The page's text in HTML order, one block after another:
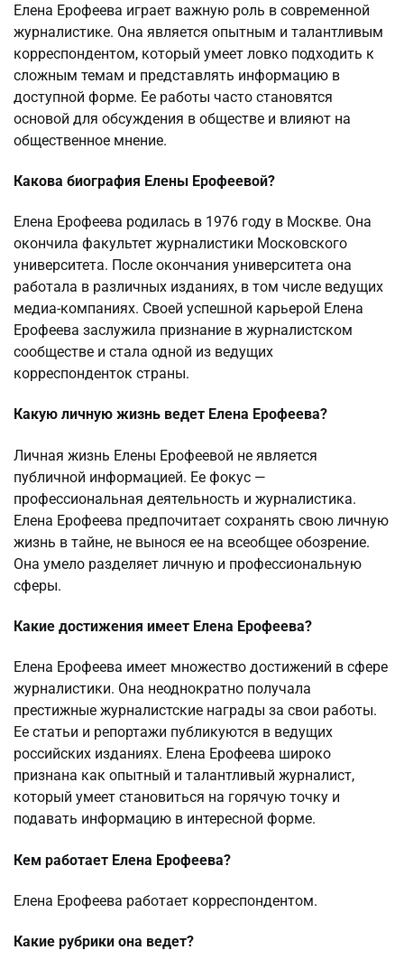
Елена Ерофеева играет важную роль в современной
журналистике. Она является опытным и талантливым
корреспондентом, который умеет ловко подходить к
сложным темам и представлять информацию в
доступной форме. Ее работы часто становятся
основой для обсуждения в обществе и влияют на
общественное мнение.
Какова биография Елены Ерофеевой?
Елена Ерофеева родилась в 1976 году в Москве. Она
окончила факультет журналистики Московского
университета. После окончания университета она
работала в различных изданиях, в том числе ведущих
медиа-компаниях. Своей успешной карьерой Елена
Ерофеева заслужила признание в журналистском
сообществе и стала одной из ведущих
корреспонденток страны.
Какую личную жизнь ведет Елена Ерофеева?
Личная жизнь Елены Ерофеевой не является
публичной информацией. Ее фокус —
профессиональная деятельность и журналистика.
Елена Ерофеева предпочитает сохранять свою личную
жизнь в тайне, не вынося ее на всеобщее обозрение.
Она умело разделяет личную и профессиональную
сферы.
Какие достижения имеет Елена Ерофеева?
Елена Ерофеева имеет множество достижений в сфере
журналистики. Она неоднократно получала
престижные журналистские награды за свои работы.
Ее статьи и репортажи публикуются в ведущих
российских изданиях. Елена Ерофеева широко
признана как опытный и талантливый журналист,
который умеет становиться на горячую точку и
подавать информацию в интересной форме.
Кем работает Елена Ерофеева?
Елена Ерофеева работает корреспондентом.
Какие рубрики она ведет?